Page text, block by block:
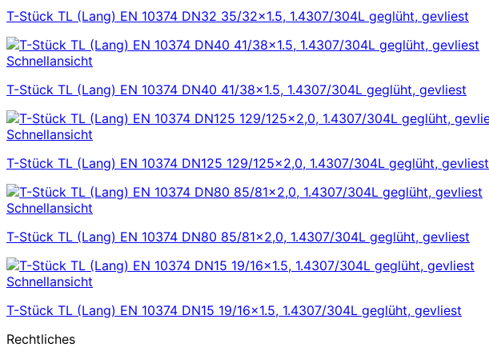
T-Stück TL (Lang) EN 10374 DN32 35/32×1.5, 1.4307/304L geglüht, gevliest
Schnellansicht
T-Stück TL (Lang) EN 10374 DN40 41/38×1.5, 1.4307/304L geglüht, gevliest
Schnellansicht
T-Stück TL (Lang) EN 10374 DN125 129/125×2,0, 1.4307/304L geglüht, gevliest
Schnellansicht
T-Stück TL (Lang) EN 10374 DN80 85/81×2,0, 1.4307/304L geglüht, gevliest
Schnellansicht
T-Stück TL (Lang) EN 10374 DN15 19/16×1.5, 1.4307/304L geglüht, gevliest
Rechtliches